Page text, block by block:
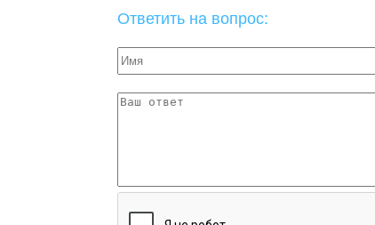
Ответить на вопрос: